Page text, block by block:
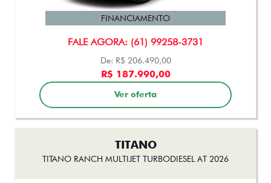
FALE AGORA: (61) 99258-3731
FINANCIAMENTO
De: R$ 206.490,00